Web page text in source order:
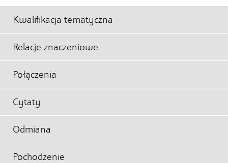
Kwalifikacja tematyczna
Relacje znaczeniowe
Połączenia
Cytaty
Odmiana
Pochodzenie